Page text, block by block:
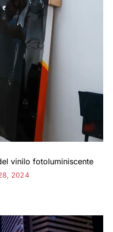
vinilo fotoluminiscente
2024